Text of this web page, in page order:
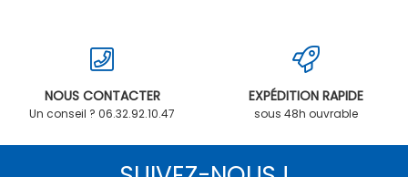
NOUS CONTACTER
Un conseil ? 06.32.92.10.47
EXPÉDITION RAPIDE
sous 48h ouvrable